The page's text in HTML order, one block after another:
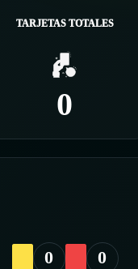
TARJETAS TOTALES
0
0 0